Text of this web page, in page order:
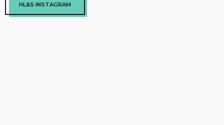
HL&S INSTAGRAM